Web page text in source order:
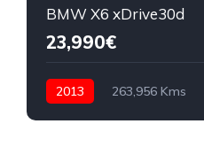
BMW X6 xDrive30d
23,990€
2013 263,956 Kms